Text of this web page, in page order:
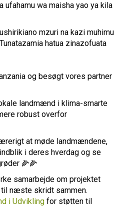
ufahamu wa maisha yao ya kila
mzuri na kazi muhimu
hatua zinazofuata
og besøgt vores partner
landmænd i klima-smarte
robust overfor
at møde landmændene,
i deres hverdag og se
🌽🌽
samarbejde om projektet
næste skridt sammen.
i Udvikling for støtten til